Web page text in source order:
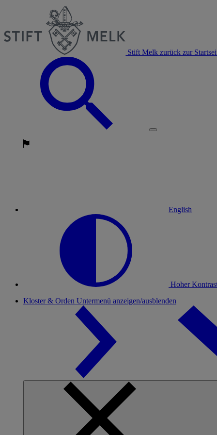
Stift Melk zurück zur
English
Hoher
Kloster & Orden Untermenü anzeigen/ausblenden